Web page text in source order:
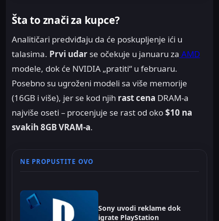
Šta to znači za kupce?
Analitičari predviđaju da će poskupljenje ići u
talasima. Prvi udar se očekuje u januaru za AMD
modele, dok će NVIDIA „pratiti“ u februaru.
Posebno su ugroženi modeli sa više memorije
(16GB i više), jer se kod njih rast cena DRAM-a
najviše oseti – procenjuje se rast od oko$10 na
svakih 8GB VRAM-a.
NE PROPUSTITE OVO
Sony uvodi reklame dok
igrate PlayStation